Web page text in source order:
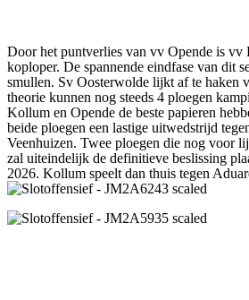
Door het puntverlies van vv Opende is
koploper. De spannende eindfase van dit
smullen. Sv Oosterwolde lijkt af te haken
theorie kunnen nog steeds 4 ploegen
Kollum en Opende de beste papieren
beide ploegen een lastige uitwedstrijd
Veenhuizen. Twee ploegen die nog voor
zal uiteindelijk de definitieve beslissing
2026. Kollum speelt dan thuis tegen